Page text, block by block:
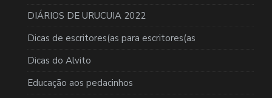
DIÁRIOS DE URUCUIA 2022
Dicas de escritores(as para escritores(as
Dicas do Alvito
Educação aos pedacinhos